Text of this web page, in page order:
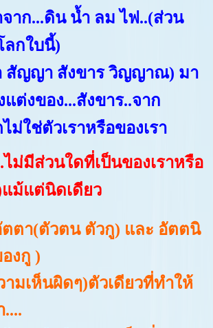
จาก...ดิน น้ำ ลม ไฟ..(ส่วน
ลกใบนี้)
สัญญา สังขาร วิญญาณ) มา
แต่งของ...สังขาร..จาก
ม่ใช่ตัวเราหรือของเรา
ไม่มีส่วนใดที่เป็นของเราหรือ
ม้แต่นิดเดียว
ตตา(ตัวตน ตัวกู) และ อัตตนิ
งกู )
มเห็นผิดๆ)ตัวเดียวที่ทำให้
....